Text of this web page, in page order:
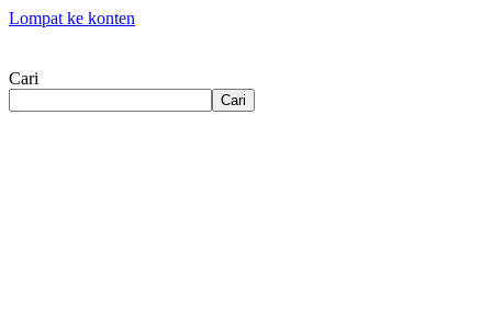
Lompat ke konten
Cari
Cari